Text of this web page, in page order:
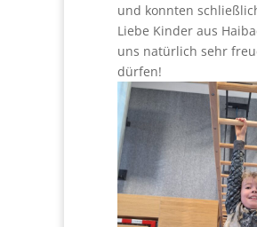
und konnten
Liebe Kinder aus
uns natürlich sehr
dürfen!